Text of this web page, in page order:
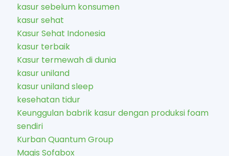
kasur sebelum konsumen
kasur sehat
Kasur Sehat Indonesia
kasur terbaik
Kasur termewah di dunia
kasur uniland
kasur uniland sleep
kesehatan tidur
Keunggulan babrik kasur dengan produksi foam
sendiri
Kurban Quantum Group
Magis Sofabox